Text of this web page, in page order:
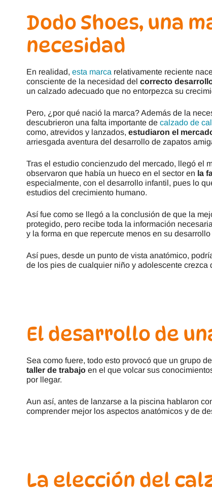
Dodo Shoes, una
necesidad
En realidad, esta marca relativamente reciente
consciente de la necesidad del correcto
un calzado adecuado que no entorpezca su
Pero, ¿por qué nació la marca? Además de la
descubrieron una falta importante de calzado de
como, atrevidos y lanzados, estudiaron el
arriesgada aventura del desarrollo de zapatos
Tras el estudio concienzudo del mercado, llegó el
observaron que había un hueco en el sector en la
especialmente, con el desarrollo infantil, pues lo
estudios del crecimiento humano.
Así fue como se llegó a la conclusión de que la
protegido, pero recibe toda la información
y la forma en que repercute menos en su desarrollo
Así pues, desde un punto de vista anatómico,
de los pies de cualquier niño y adolescente
El desarrollo de
Sea como fuere, todo esto provocó que un grupo
taller de trabajo en el que volcar sus
por llegar.
Aun así, antes de lanzarse a la piscina hablaron
comprender mejor los aspectos anatómicos y de
La elección del